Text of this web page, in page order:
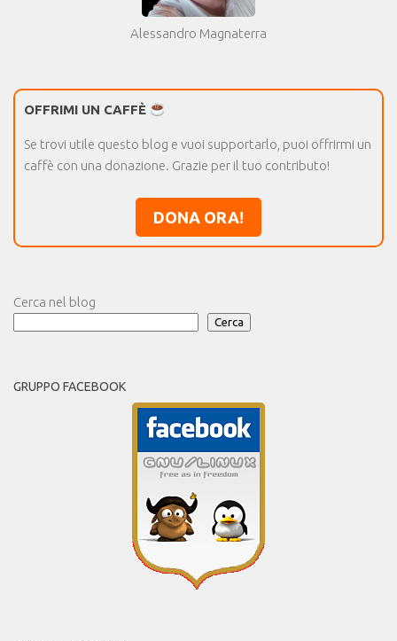
Alessandro Magnaterra
OFFRIMI UN CAFFÈ
Se trovi utile questo blog e vuoi supportarlo, puoi offrirmi un
caffè con una donazione. Grazie per il tuo contributo!
DONA ORA!
Cerca nel blog
Cerca
GRUPPO FACEBOOK